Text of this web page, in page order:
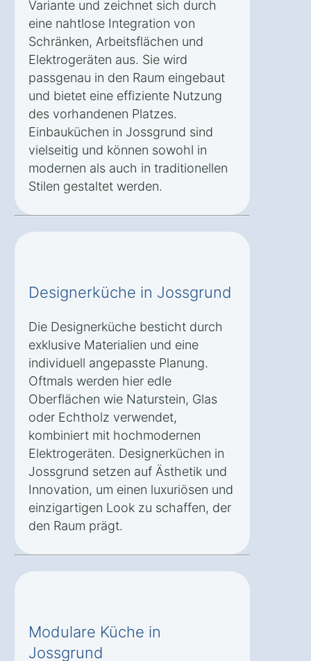
Variante und zeichnet sich durch
eine nahtlose Integration von
Schränken, Arbeitsflächen und
Elektrogeräten aus. Sie wird
passgenau in den Raum eingebaut
und bietet eine effiziente Nutzung
des vorhandenen Platzes.
Einbauküchen in Jossgrund sind
vielseitig und können sowohl in
modernen als auch in traditionellen
Stilen gestaltet werden.
Designerküche in Jossgrund
Die Designerküche besticht durch
exklusive Materialien und eine
individuell angepasste Planung.
Oftmals werden hier edle
Oberflächen wie Naturstein, Glas
oder Echtholz verwendet,
kombiniert mit hochmodernen
Elektrogeräten. Designerküchen in
Jossgrund setzen auf Ästhetik und
Innovation, um einen luxuriösen und
einzigartigen Look zu schaffen, der
den Raum prägt.
Modulare Küche in
Jossgrund